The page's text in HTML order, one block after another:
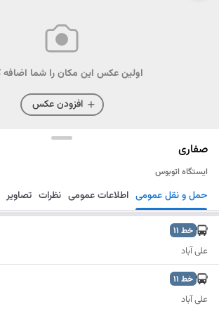
اولین عکس این مکان را شما اضافه
افزودن عکس
صفاری
ایستگاه اتوبوس
مسیریابی ذخیره ارسال حمل و نقل عمومی اطلاعات عمومی نظرات تصاویر
خط 11
علی آباد
خط 11
علی آباد